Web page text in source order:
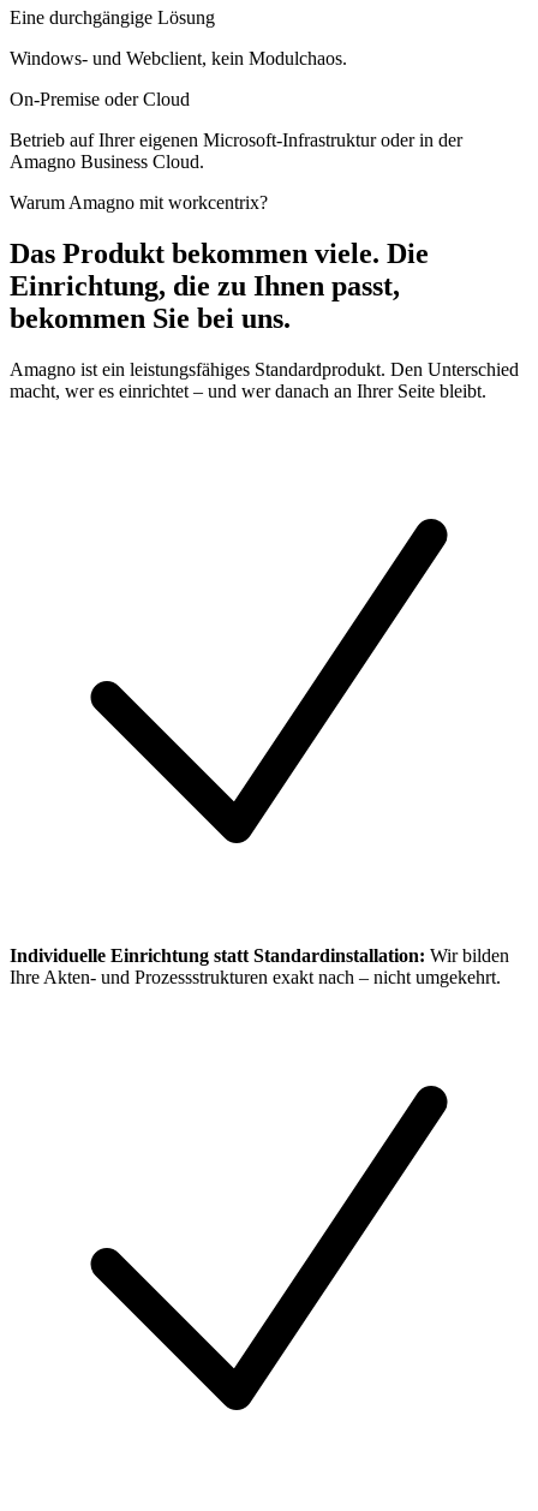
Eine durchgängige Lösung
Windows- und Webclient, kein Modulchaos.
On-Premise oder Cloud
Betrieb auf Ihrer eigenen Microsoft-Infrastruktur oder in der
Amagno Business Cloud.
Warum Amagno mit workcentrix?
Das Produkt bekommen viele. Die
Einrichtung, die zu Ihnen passt,
bekommen Sie bei uns.
Amagno ist ein leistungsfähiges Standardprodukt. Den Unterschied
macht, wer es einrichtet – und wer danach an Ihrer Seite bleibt.
Individuelle Einrichtung statt Standardinstallation: Wir bilden
Ihre Akten- und Prozessstrukturen exakt nach – nicht umgekehrt.